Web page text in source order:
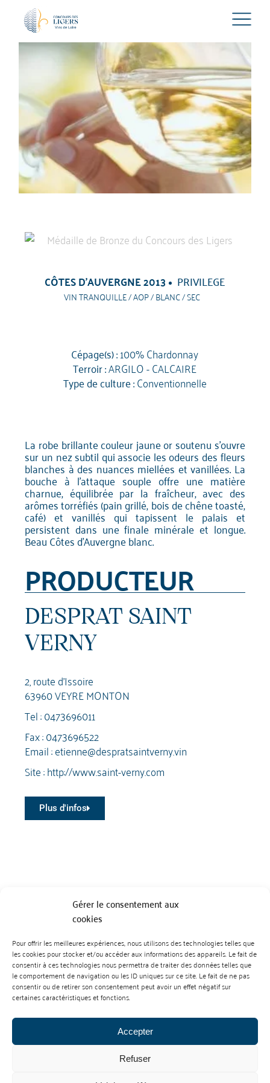
Gérer le consentement aux
cookies
Pour offrir les meilleures expériences, nous utilisons des technologies telles que
les cookies pour stocker et/ou accéder aux informations des appareils. Le fait de
consentir à ces technologies nous permettra de traiter des données telles que
le comportement de navigation ou les ID uniques sur ce site. Le fait de ne pas
consentir ou de retirer son consentement peut avoir un effet négatif sur
certaines caractéristiques et fonctions.
Accepter
Refuser
CÔTES D'AUVERGNE 2013 PRIVILEGE
VIN TRANQUILLE / AOP / BLANC / SEC
Cépage(s) :100% Chardonnay
Terroir :ARGILO - CALCAIRE
Type de culture :Conventionnelle
La robe brillante couleur jaune or soutenu s'ouvre
sur un nez subtil qui associe les odeurs des fleurs
blanches à des nuances miellées et vanillées. La
bouche à l'attaque souple offre une matière
charnue, équilibrée par la fraîcheur, avec des
arômes torréfiés (pain grillé, bois de chêne toasté,
café) et vanillés qui tapissent le palais et
persistent dans une finale minérale et longue.
Beau Côtes d'Auvergne blanc.
PRODUCTEUR
DESPRAT SAINT
VERNY
2, route d'Issoire
63960 VEYRE MONTON
Tel :0473696011
Fax : 0473696522
Email :etienne@despratsaintverny.vin
Site :http://www.saint-verny.com
Plus d'infos
BP 70023 - 49610 JUIGNE SUR LOIRE
Tél :07 88 99 01 07
Contact